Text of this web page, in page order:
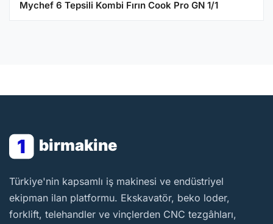
Mychef 6 Tepsili Kombi Fırın Cook Pro GN 1/1
1 birmakine
BirMakine
Türkiye'nin kapsamlı iş makinesi ve endüstriyel
ekipman ilan platformu. Ekskavatör, beko loder,
forklift, telehandler ve vinçlerden CNC tezgâhları,